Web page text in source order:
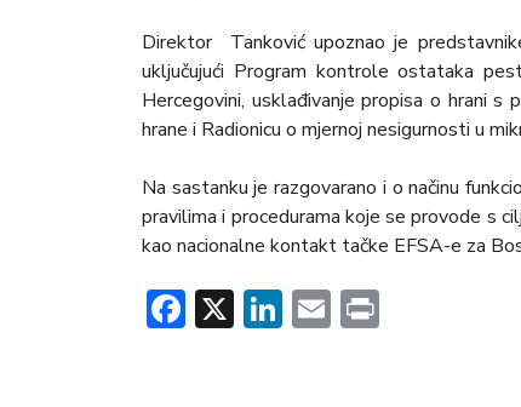
Direktor Tanković upoznao je
uključujući Program kontrole ostataka
Hercegovini, usklađivanje propisa o hrani s
hrane i Radionicu o mjernoj nesigurnosti u
Na sastanku je razgovarano i o načinu
pravilima i procedurama koje se provode s
kao nacionalne kontakt tačke EFSA-e za
Facebook
X LinkedIn
Email